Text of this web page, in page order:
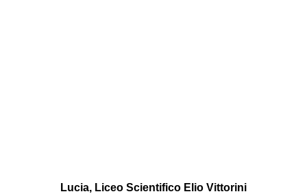
Lucia, Liceo Scientifico Elio Vittorini